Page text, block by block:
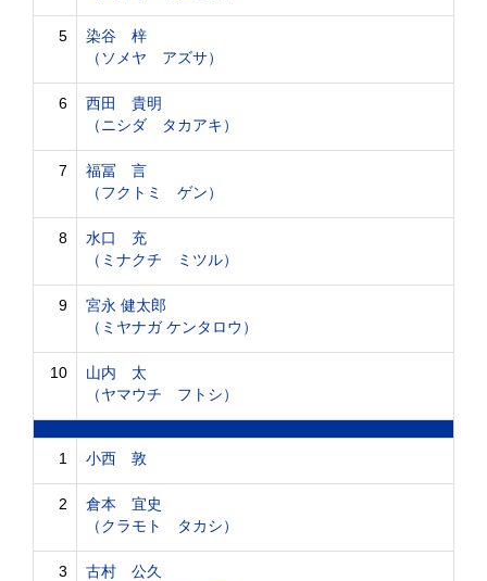
5
染谷 梓
（ソメヤ アズサ）
6
西田 貴明
（ニシダ タカアキ）
7
福冨 言
（フクトミ ゲン）
8
水口 充
（ミナクチ ミツル）
9
宮永 健太郎
（ミヤナガ ケンタロウ）
10
山内 太
（ヤマウチ フトシ）
1 小西 敦
2
倉本 宜史
（クラモト タカシ）
3
古村 公久